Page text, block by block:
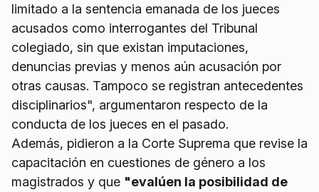
limitado a la sentencia emanada de los jueces
acusados como interrogantes del Tribunal
colegiado, sin que existan imputaciones,
denuncias previas y menos aún acusación por
otras causas. Tampoco se registran antecedentes
disciplinarios", argumentaron respecto de la
conducta de los jueces en el pasado.
Además, pidieron a la Corte Suprema que revise la
capacitación en cuestiones de género a los
magistrados y que "evalúen la posibilidad de